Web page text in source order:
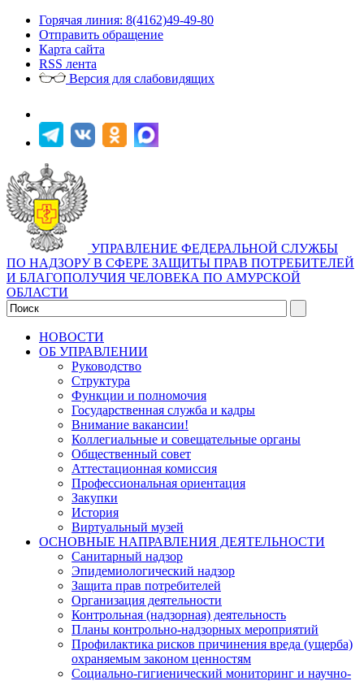
Горячая линия: 8(4162)49-49-80
Отправить обращение
Карта сайта
RSS лента
Версия для слабовидящих
УПРАВЛЕНИЕ ФЕДЕРАЛЬНОЙ СЛУЖБЫ
ПО НАДЗОРУ В СФЕРЕ ЗАЩИТЫ ПРАВ ПОТРЕБИТЕЛЕЙ
И БЛАГОПОЛУЧИЯ ЧЕЛОВЕКА ПО АМУРСКОЙ
ОБЛАСТИ
НОВОСТИ
ОБ УПРАВЛЕНИИ
Руководство
Структура
Функции и полномочия
Государственная служба и кадры
Внимание вакансии!
Коллегиальные и совещательные органы
Общественный совет
Аттестационная комиссия
Профессиональная ориентация
Закупки
История
Виртуальный музей
ОСНОВНЫЕ НАПРАВЛЕНИЯ ДЕЯТЕЛЬНОСТИ
Санитарный надзор
Эпидемиологический надзор
Защита прав потребителей
Организация деятельности
Контрольная (надзорная) деятельность
Планы контрольно-надзорных мероприятий
Профилактика рисков причинения вреда (ущерба)
охраняемым законом ценностям
Социально-гигиенический мониторинг и научно-